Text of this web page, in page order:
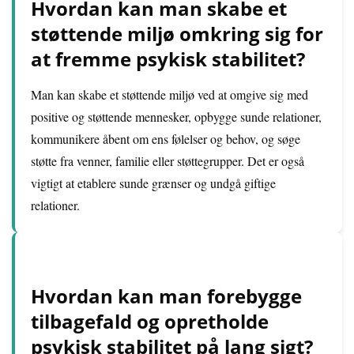
Hvordan kan man skabe et
støttende miljø omkring sig for
at fremme psykisk stabilitet?
Man kan skabe et støttende miljø ved at omgive sig med
positive og støttende mennesker, opbygge sunde relationer,
kommunikere åbent om ens følelser og behov, og søge
støtte fra venner, familie eller støttegrupper. Det er også
vigtigt at etablere sunde grænser og undgå giftige
relationer.
Hvordan kan man forebygge
tilbagefald og opretholde
psykisk stabilitet på lang sigt?